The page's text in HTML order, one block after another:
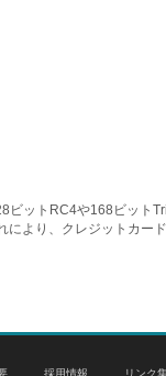
ットRC4や168ビット
より、クレジットカー
採用情報 リンク